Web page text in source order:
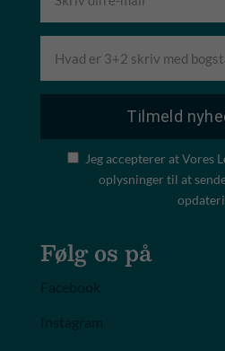
Jeg accepterer at Vores
oplysninger til at
Følg os på